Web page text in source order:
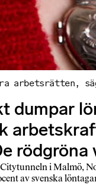
arbetsrätten,
i Malmö,
av svenska